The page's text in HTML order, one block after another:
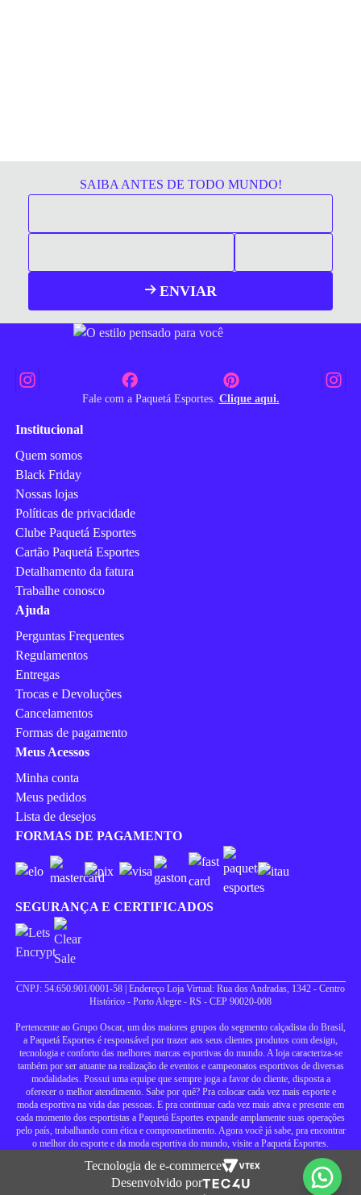
SAIBA ANTES DE TODO MUNDO!
ENVIAR
Fale com a Paquetá Esportes. Clique aqui.
Institucional
Quem somos
Black Friday
Nossas lojas
Políticas de privacidade
Clube Paquetá Esportes
Cartão Paquetá Esportes
Detalhamento da fatura
Trabalhe conosco
Ajuda
Perguntas Frequentes
Regulamentos
Entregas
Trocas e Devoluções
Cancelamentos
Formas de pagamento
Meus Acessos
Minha conta
Meus pedidos
Lista de desejos
FORMAS DE PAGAMENTO
SEGURANÇA E CERTIFICADOS
CNPJ: 54.650.901/0001-58 | Endereço Loja Virtual: Rua dos Andradas, 1342 - Centro
Histórico - Porto Alegre - RS - CEP 90020-008
Pertencente ao Grupo Oscar, um dos maiores grupos do segmento calçadista do Brasil,
a Paquetá Esportes é responsável por trazer aos seus clientes produtos com design,
tecnologia e conforto das melhores marcas esportivas do mundo. A loja caracteriza-se
também por ser atuante na realização de eventos e campeonatos esportivos de diversas
modalidades. Possui uma equipe que sempre joga a favor do cliente, disposta a
oferecer o melhor atendimento. Sabe por quê? Pra colocar cada vez mais esporte e
moda esportiva na vida das pessoas. E pra continuar cada vez mais ativa e presente em
cada momento dos esportistas a Paquetá Esportes expande amplamente suas operações
pelo país, trabalhando com ética e comprometimento. Agora você já sabe, pra encontrar
o melhor do esporte e da moda esportiva do mundo, visite a Paquetá Esportes.
Tecnologia de e-commerce
Desenvolvido por